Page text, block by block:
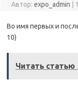
Автор: expo_admin
Во имя первых и
10)
Читать статью